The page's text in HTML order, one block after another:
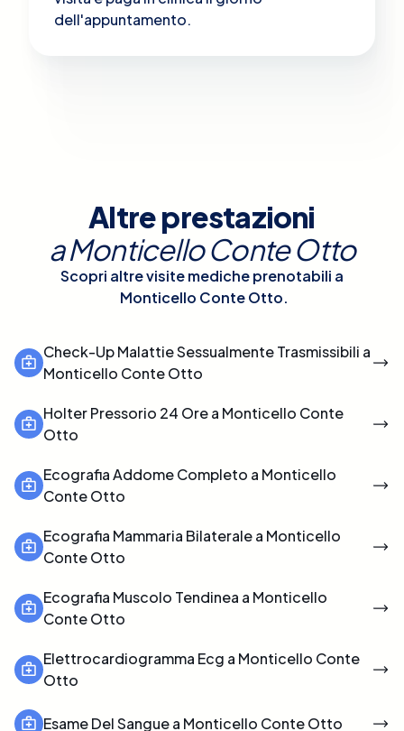
dell'appuntamento.
Altre prestazioni
aMonticello Conte Otto
Scopri altre visite mediche prenotabili a
Monticello Conte Otto.
Check-Up Malattie Sessualmente Trasmissibili a
Monticello Conte Otto
Holter Pressorio 24 Ore a Monticello Conte
Otto
Ecografia Addome Completo a Monticello
Conte Otto
Ecografia Mammaria Bilaterale a Monticello
Conte Otto
Ecografia Muscolo Tendinea a Monticello
Conte Otto
Elettrocardiogramma Ecg a Monticello Conte
Otto
Esame Del Sangue a Monticello Conte Otto